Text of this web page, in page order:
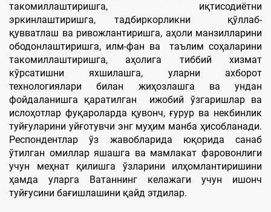
такомиллаштиришга, иқтисодиётни
эркинлаштиришга, тадбиркорликни қўллаб-
қувватлаш ва ривожлантиришга, аҳоли манзилларини
ободонлаштиришга, илм-фан ва таълим соҳаларини
такомиллаштиришга, аҳолига тиббий хизмат
кўрсатишни яхшилашга, уларни ахборот
технологиялари билан жиҳозлашга ва ундан
фойдаланишга қаратилган ижобий ўзгаришлар ва
ислоҳотлар фуқароларда қувонч, ғурур ва некбинлик
туйғуларини уйғотувчи энг муҳим манба ҳисобланади.
Респондентлар ўз жавобларида юқорида санаб
ўтилган омиллар яшашга ва мамлакат фаровонлиги
учун меҳнат қилишга ўзларини илҳомлантиришини
ҳамда уларга Ватаннинг келажаги учун ишонч
туйғусини бағишлашини қайд этдилар.